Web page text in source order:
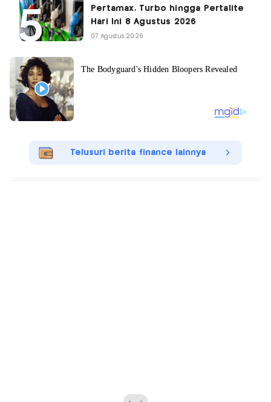
Pertamax, Turbo hingga Pertalite
Hari Ini 8 Agustus 2026
07 Agustus 2026
Telusuri berita finance lainnya